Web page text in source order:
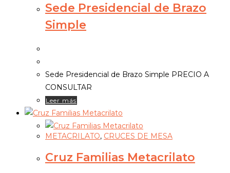
Sede Presidencial de Brazo
Simple
Sede Presidencial de Brazo Simple PRECIO A
CONSULTAR
Leer más
METACRILATO, CRUCES DE MESA
Cruz Familias Metacrilato